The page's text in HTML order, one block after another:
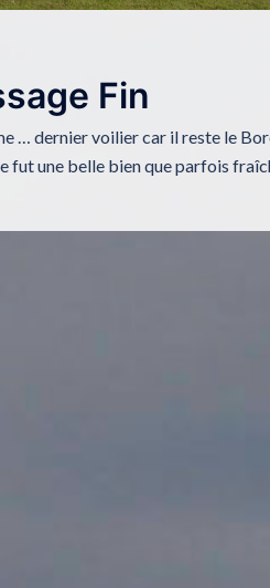
Fin
… dernier voilier car il reste le
fut une belle bien que parfois